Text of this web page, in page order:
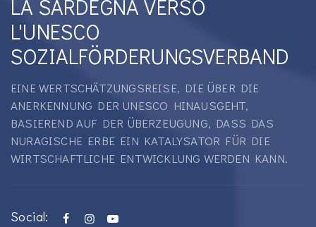
LA SARDEGNA VERSO
L'UNESCO
SOZIALFÖRDERUNGSVERBAND
EINE WERTSCHÄTZUNGSREISE, DIE ÜBER DIE
ANERKENNUNG DER UNESCO HINAUSGEHT,
BASIEREND AUF DER ÜBERZEUGUNG, DASS DAS
NURAGISCHE ERBE EIN KATALYSATOR FÜR DIE
WIRTSCHAFTLICHE ENTWICKLUNG WERDEN KANN.
Social: